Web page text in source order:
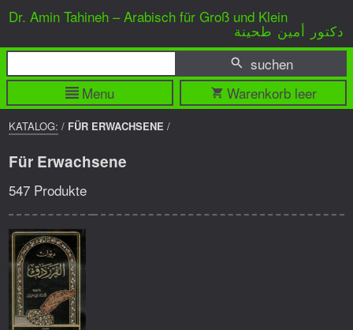
Dr. Amin Tahineh – Arabisch für Groß und Klein
دكتور أمين طحينة
Menu
suchen
Warenkorb leer
BREADCRUMP
NAVIGATION
KATALOG: / FÜR ERWACHSENE /
Für Erwachsene
547 Produkte